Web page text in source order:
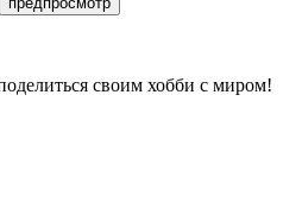
своим хобби с миром!